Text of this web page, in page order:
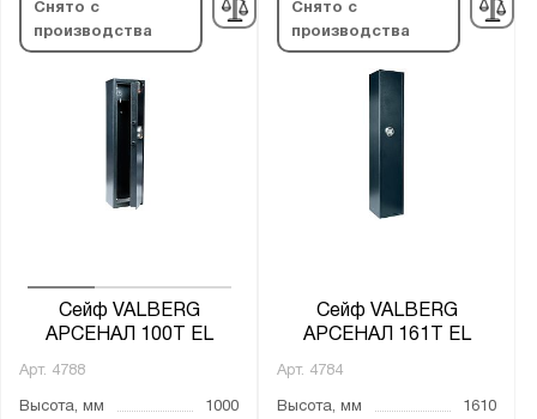
Снято с
производства
Сейф VALBERG
АРСЕНАЛ 100Т EL
Арт. 4788
Высота, мм
1000
Снято с
производства
Сейф VALBERG
АРСЕНАЛ 161Т EL
Арт. 4784
Высота, мм
1610